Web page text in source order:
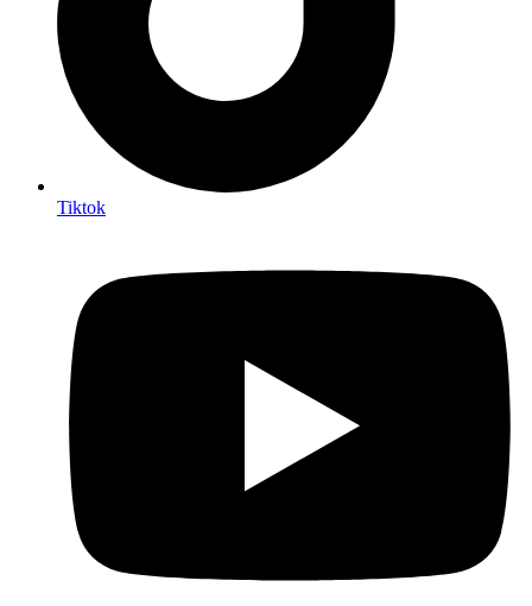
Tiktok